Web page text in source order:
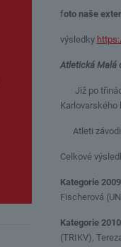
foto naše
výsledky
Atletická Malá
Již po
Karlovarského
Atleti závodili
Celkové
Kategorie 2009
Fischerová
Kategorie 2010
(TRIKV),